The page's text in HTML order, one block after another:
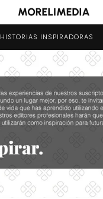
HISTORIAS INSPIRADORAS